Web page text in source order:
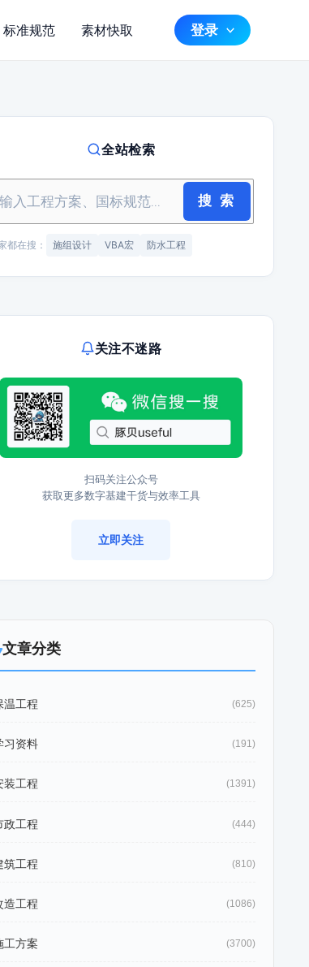
标准规范 素材快取 登录
全站检索
搜 索
都在搜： 施组设计 VBA宏 防水工程
关注不迷路
扫码关注公众号
获取更多数字基建干货与效率工具
立即关注
文章分类
温工程 (625)
习资料 (191)
装工程 (1391)
政工程 (444)
筑工程 (810)
造工程 (1086)
工方案 (3700)